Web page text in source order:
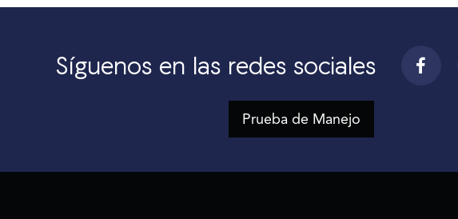
Síguenos en las redes sociales
Prueba de Manejo